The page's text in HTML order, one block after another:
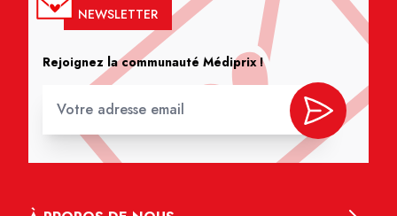
NEWSLETTER
Rejoignez la communauté Médiprix !